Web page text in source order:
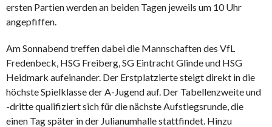
ersten Partien werden an beiden Tagen jeweils um 10 Uhr
angepfiffen.
Am Sonnabend treffen dabei die Mannschaften des VfL
Fredenbeck, HSG Freiberg, SG Eintracht Glinde und HSG
Heidmark aufeinander. Der Erstplatzierte steigt direkt in die
höchste Spielklasse der A-Jugend auf. Der Tabellenzweite und
-dritte qualifiziert sich für die nächste Aufstiegsrunde, die
einen Tag später in der Julianumhalle stattfindet. Hinzu